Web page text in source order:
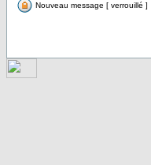
Nouveau message [ verrouillé ]